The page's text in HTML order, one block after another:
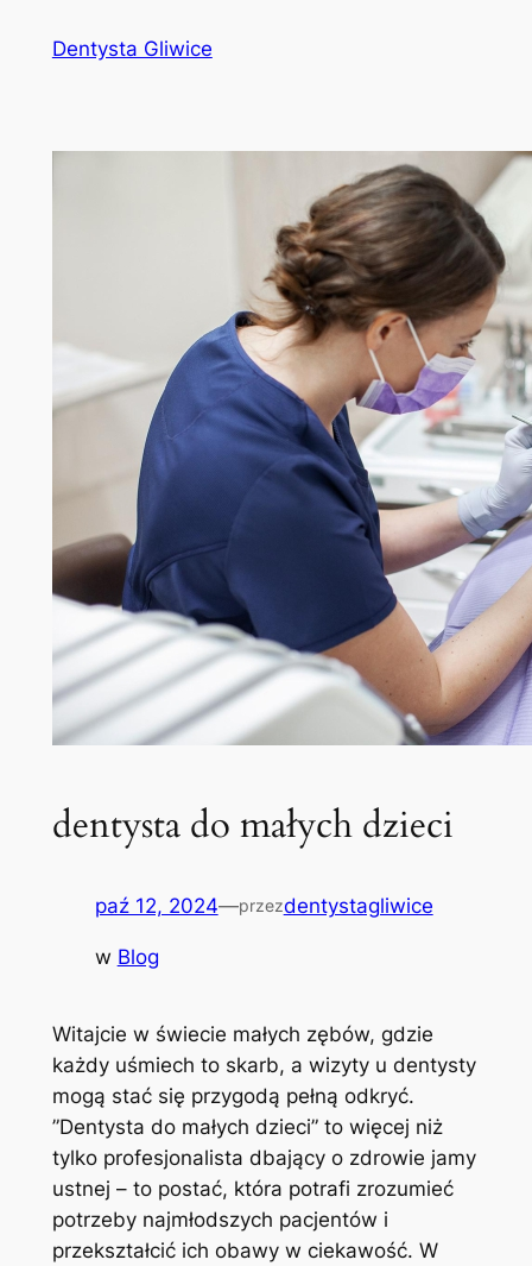
Dentysta Gliwice
dentysta do małych dzieci
paź 12, 2024—przezdentystagliwice
w Blog
Witajcie w świecie ⁣małych zębów, gdzie
każdy uśmiech to ⁤skarb, a⁢ wizyty u dentysty
mogą​ stać się przygodą pełną odkryć.
‍”Dentysta ‌do​ małych dzieci” to więcej ⁣niż
tylko ‍profesjonalista dbający o zdrowie jamy
ustnej – to postać,‍ która potrafi zrozumieć
potrzeby ⁣najmłodszych pacjentów​ i
przekształcić ich obawy w ciekawość. ‌W​